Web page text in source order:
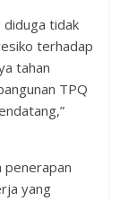
diduga tidak
terhadap
tahan
TPQ
penerapan
yang